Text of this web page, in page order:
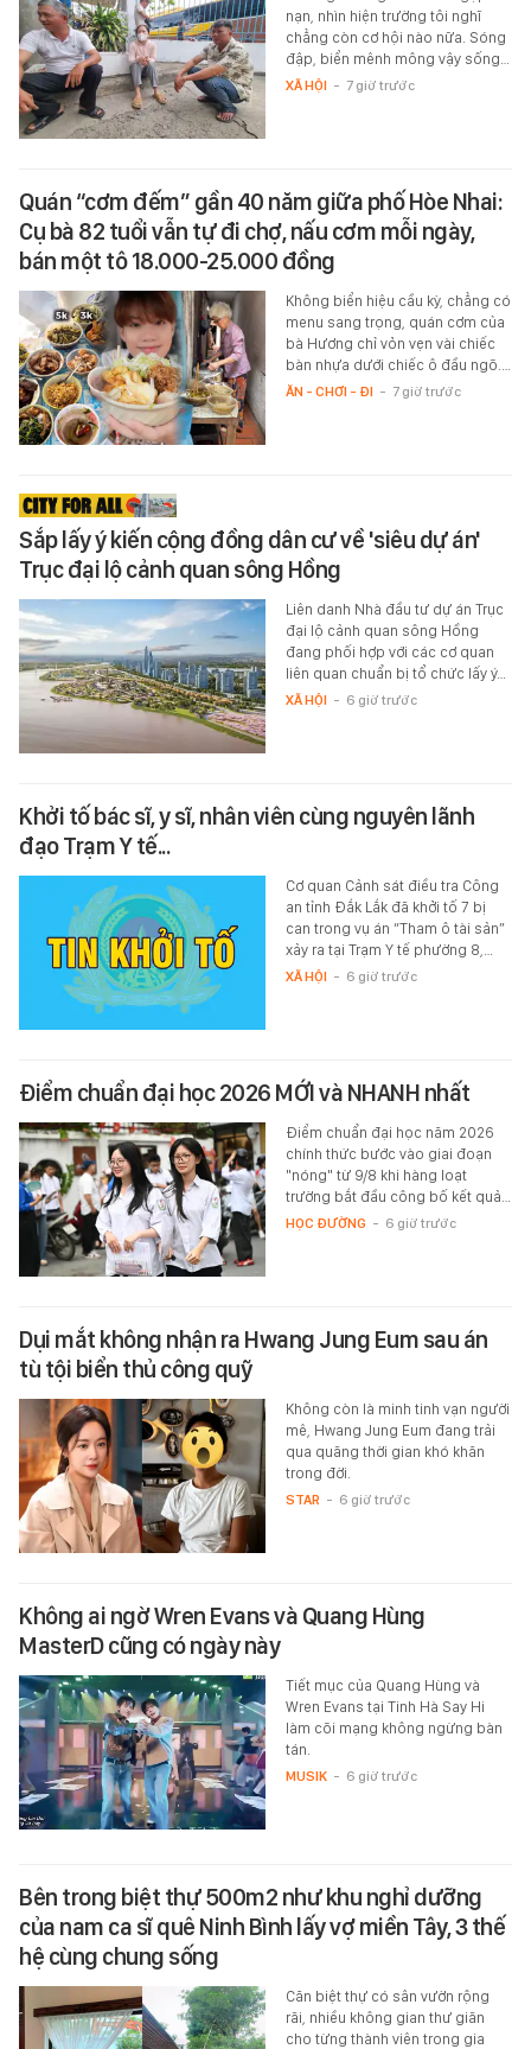
nạn, nhìn hiện trường tôi nghĩ
chẳng còn cơ hội nào nữa. Sóng
đập, biển mênh mông vậy sống…
XÃ HỘI - 7 giờ trước
Quán “cơm đếm” gần 40 năm giữa phố Hòe Nhai:
Cụ bà 82 tuổi vẫn tự đi chợ, nấu cơm mỗi ngày,
bán một tô 18.000-25.000 đồng
Không biển hiệu cầu kỳ, chẳng có
menu sang trọng, quán cơm của
bà Hương chỉ vỏn vẹn vài chiếc
bàn nhựa dưới chiếc ô đầu ngõ.…
ĂN - CHƠI - ĐI - 7 giờ trước
Sắp lấy ý kiến cộng đồng dân cư về 'siêu dự án'
Trục đại lộ cảnh quan sông Hồng
Liên danh Nhà đầu tư dự án Trục
đại lộ cảnh quan sông Hồng
đang phối hợp với các cơ quan
liên quan chuẩn bị tổ chức lấy ý…
XÃ HỘI - 6 giờ trước
Khởi tố bác sĩ, y sĩ, nhân viên cùng nguyên lãnh
đạo Trạm Y tế...
Cơ quan Cảnh sát điều tra Công
an tỉnh Đắk Lắk đã khởi tố 7 bị
can trong vụ án “Tham ô tài sản”
xảy ra tại Trạm Y tế phường 8,…
XÃ HỘI - 6 giờ trước
Điểm chuẩn đại học 2026 MỚI và NHANH nhất
Điểm chuẩn đại học năm 2026
chính thức bước vào giai đoạn
"nóng" từ 9/8 khi hàng loạt
trường bắt đầu công bố kết quả…
HỌC ĐƯỜNG - 6 giờ trước
Dụi mắt không nhận ra Hwang Jung Eum sau án
tù tội biển thủ công quỹ
Không còn là minh tinh vạn người
mê, Hwang Jung Eum đang trải
qua quãng thời gian khó khăn
trong đời.
STAR - 6 giờ trước
Không ai ngờ Wren Evans và Quang Hùng
MasterD cũng có ngày này
Tiết mục của Quang Hùng và
Wren Evans tại Tinh Hà Say Hi
làm cõi mạng không ngừng bàn
tán.
MUSIK - 6 giờ trước
Bên trong biệt thự 500m2 như khu nghỉ dưỡng
của nam ca sĩ quê Ninh Bình lấy vợ miền Tây, 3 thế
hệ cùng chung sống
Căn biệt thự có sân vườn rộng
rãi, nhiều không gian thư giãn
cho từng thành viên trong gia